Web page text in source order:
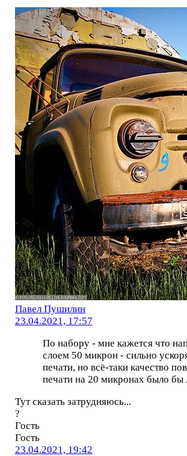
Павел Пушилин
23.04.2021, 17:57
По набору - мне кажется что
слоем 50 микрон - сильно
печати, но всё-таки качество
печати на 20 микронах было бы
Тут сказать затрудняюсь...
?
Гость
Гость
23.04.2021, 19:42